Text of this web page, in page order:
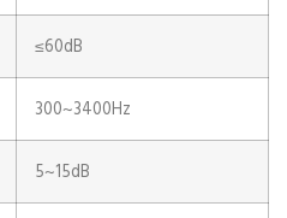
≤60dB
300~3400Hz
5~15dB